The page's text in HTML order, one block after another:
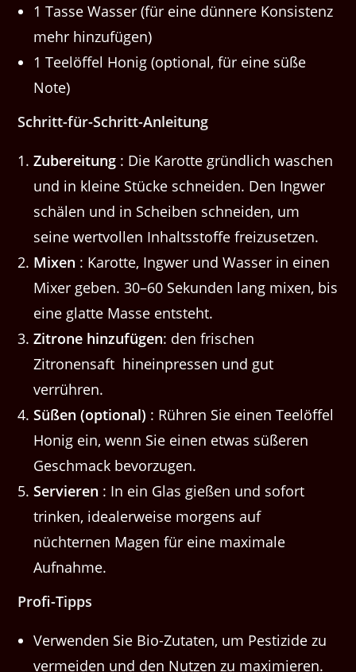
1 Tasse Wasser (für eine dünnere Konsistenz
mehr hinzufügen)
1 Teelöffel Honig (optional, für eine süße
Note)
Schritt-für-Schritt-Anleitung
Zubereitung : Die Karotte gründlich waschen
und in kleine Stücke schneiden. Den Ingwer
schälen und in Scheiben schneiden, um
seine wertvollen Inhaltsstoffe freizusetzen.
Mixen : Karotte, Ingwer und Wasser in einen
Mixer geben. 30–60 Sekunden lang mixen, bis
eine glatte Masse entsteht.
Zitrone hinzufügen: den frischen
Zitronensaft hineinpressen und gut
verrühren.
Süßen (optional) : Rühren Sie einen Teelöffel
Honig ein, wenn Sie einen etwas süßeren
Geschmack bevorzugen.
Servieren : In ein Glas gießen und sofort
trinken, idealerweise morgens auf
nüchternen Magen für eine maximale
Aufnahme.
Profi-Tipps
Verwenden Sie Bio-Zutaten, um Pestizide zu
vermeiden und den Nutzen zu maximieren.